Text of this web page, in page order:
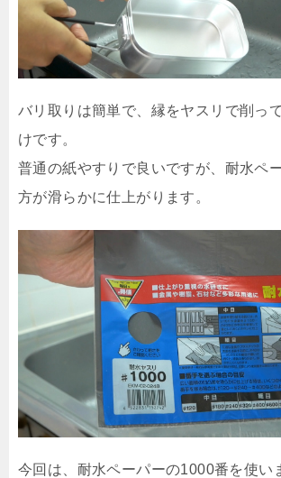
バリ取りは簡単で、縁をヤスリで削っ
けです。
普通の紙やすりで良いですが、耐水ペ
方が滑らかに仕上がります。
今回は、耐水ペーパーの1000番を使い